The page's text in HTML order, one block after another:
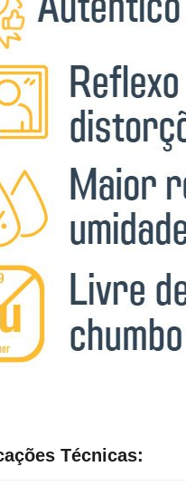
Técnicas: